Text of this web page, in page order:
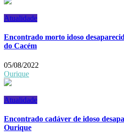
Atualidade
Encontrado morto idoso
do Cacém
05/08/2022
Ourique
Atualidade
Encontrado cadáver de idoso
Ourique